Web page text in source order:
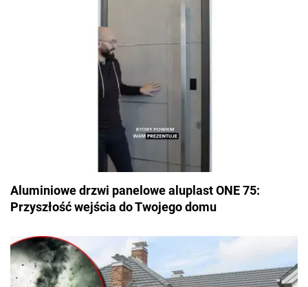
Aluminiowe drzwi panelowe aluplast ONE 75:
Przyszłość wejścia do Twojego domu